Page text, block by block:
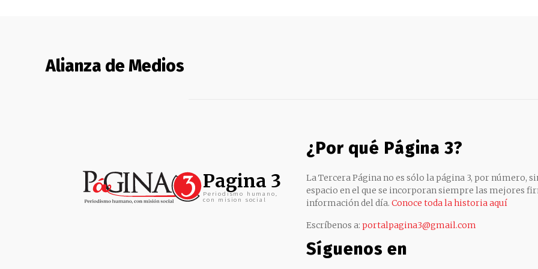
Alianza de Medios
Pagina 3
Periodismo humano,
con mision social
¿Por qué Página 3?
La Tercera Página no es sólo la página 3, por número,
espacio en el que se incorporan siempre las mejores
información del día. Conoce toda la historia aquí
Escríbenos a: portalpagina3@gmail.com
Síguenos en